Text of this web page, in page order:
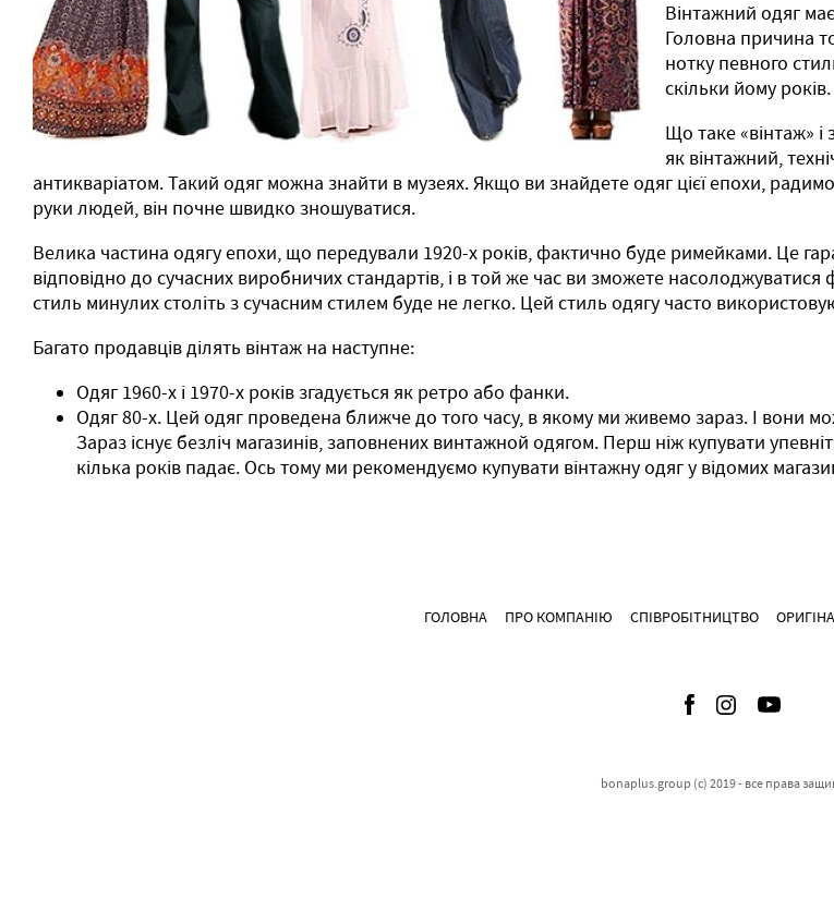
Вінтажний одяг
Головна причина
нотку певного
скільки йому років.
Що таке «вінтаж»
як вінтажний,
антикваріатом. Такий одяг можна знайти в музеях. Якщо ви знайдете одяг цієї епохи,
руки людей, він почне швидко зношуватися.
Велика частина одягу епохи, що передували 1920-х років, фактично буде римейками. Це
відповідно до сучасних виробничих стандартів, і в той же час ви зможете
стиль минулих століть з сучасним стилем буде не легко. Цей стиль одягу часто
Багато продавців ділять вінтаж на наступне:
Одяг 1960-х і 1970-х років згадується як ретро або фанки.
Одяг 80-х. Цей одяг проведена ближче до того часу, в якому ми живемо зараз. І вони
Зараз існує безліч магазинів, заповнених винтажной одягом. Перш ніж купувати
кілька років падає. Ось тому ми рекомендуємо купувати вінтажну одяг у відомих
ГОЛОВНА ПРО КОМПАНІЮ СПІВРОБІТНИЦТВО
bonaplus.group (c) 2019 - все права